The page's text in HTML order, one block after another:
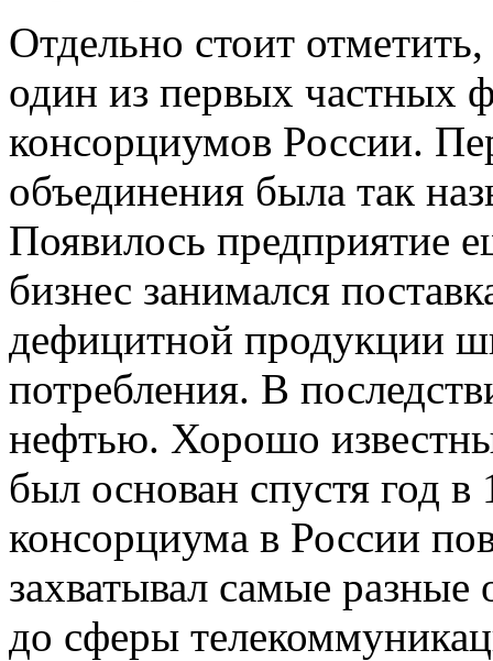
Отдельно стоит
один из первых частных
консорциумов России.
объединения была так
Появилось предприятие
бизнес занимался
дефицитной продукции
потребления. В
нефтью. Хорошо
был основан спустя год
консорциума в России
захватывал самые разные
до сферы